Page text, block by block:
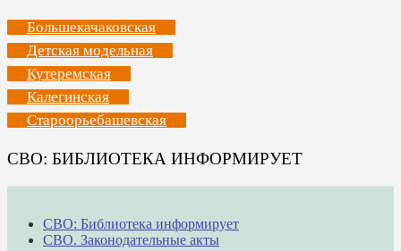
Большекачаковская
Детская модельная
Кутеремская
Калегинская
Староорьебашевская
СВО: БИБЛИОТЕКА ИНФОРМИРУЕТ
СВО: Библиотека информирует
СВО. Законодательные акты